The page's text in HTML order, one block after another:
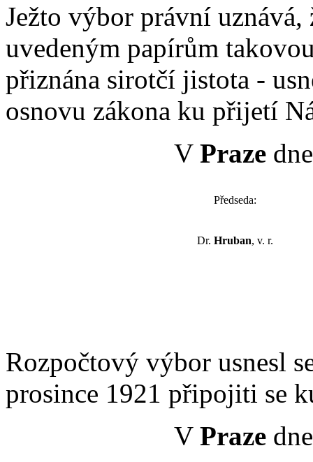
Ježto výbor právní
uvedeným papírům
přiznána sirotčí jistota -
osnovu zákona ku přijetí
V Praze
Předseda:
Dr. Hruban, v. r.
Rozpočtový výbor usnesl
prosince 1921 připojiti se
V Praze